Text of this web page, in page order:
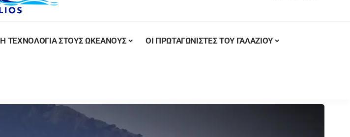
Η ΤΕΧΝΟΛΟΓΙΑ ΣΤΟΥΣ ΩΚΕΑΝΟΥΣ ΟΙ ΠΡΩΤΑΓΩΝΙΣΤΕΣ ΤΟΥ ΓΑΛΑΖΙΟΥ